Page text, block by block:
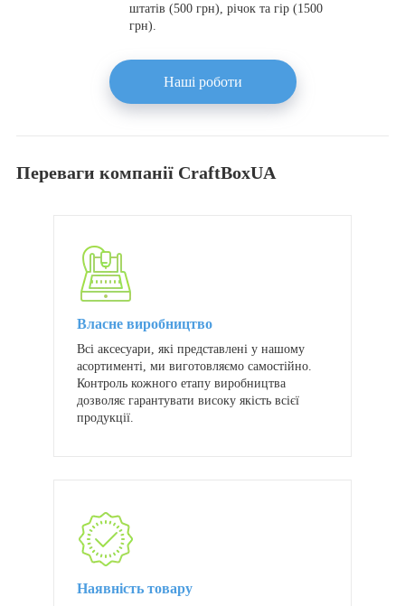
штатів (500 грн), річок та гір (1500
грн).
Наші роботи
Переваги компанії CraftBoxUA
Власне виробництво
Всі аксесуари, які представлені у нашому
асортименті, ми виготовляємо самостійно.
Контроль кожного етапу виробництва
дозволяє гарантувати високу якість всієї
продукції.
Наявність товару